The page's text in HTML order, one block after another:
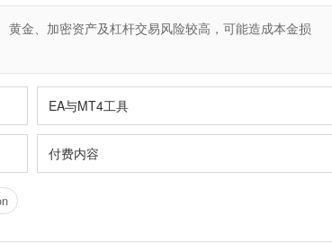
金、加密资产及杠杆交易风险较高，可能造成本金损
EA与MT4工具
付费内容